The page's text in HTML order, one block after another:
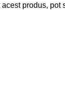
produs, pot